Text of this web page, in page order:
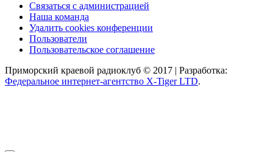
Связаться с администрацией
Наша команда
Удалить cookies конференции
Пользователи
Пользовательское соглашение
Приморский краевой радиоклуб © 2017 | Разработка:
Федеральное интернет-агентство X-Tiger LTD.